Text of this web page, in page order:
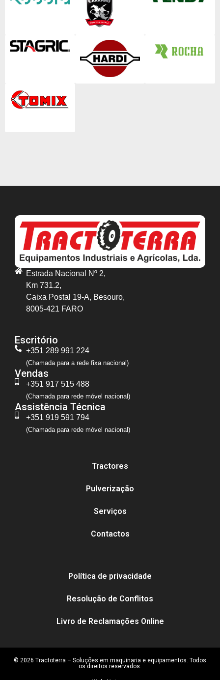
Estrada Nacional Nº 2,
Km 731.2,
Caixa Postal 19-A, Besouro,
8005-421 FARO
Escritório
+351 289 991 224
(Chamada para a rede fixa nacional)
Vendas
+351 917 515 488
(Chamada para rede móvel nacional)
Assistência Técnica
+351 919 591 794
(Chamada para rede móvel nacional)
Tractores
Pulverização
Serviços
Contactos
Política de privacidade
Resolução de Conflitos
Livro de Reclamações Online
© 2026 Tractoterra – Soluções em maquinaria e equipamentos. Todos
os direitos reservados.